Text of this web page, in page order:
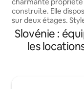
construite. Elle
sur deux étages.
classique, typique
avec de beaux
de campagne
Slovénie :
les